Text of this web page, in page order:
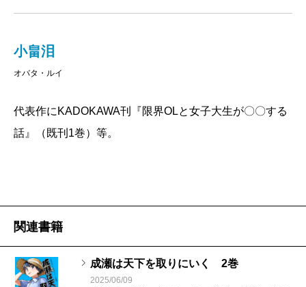
小畠泪
オバタ・ルイ
代表作にKADOKAWA刊『限界OLと女子大生が〇〇する
話』（既刊1巻）等。
関連書籍
成瀬は天下を取りにいく 2巻
2025/06/09